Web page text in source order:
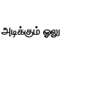
ஓலு